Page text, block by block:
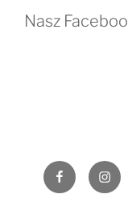
Nasz
Facebook